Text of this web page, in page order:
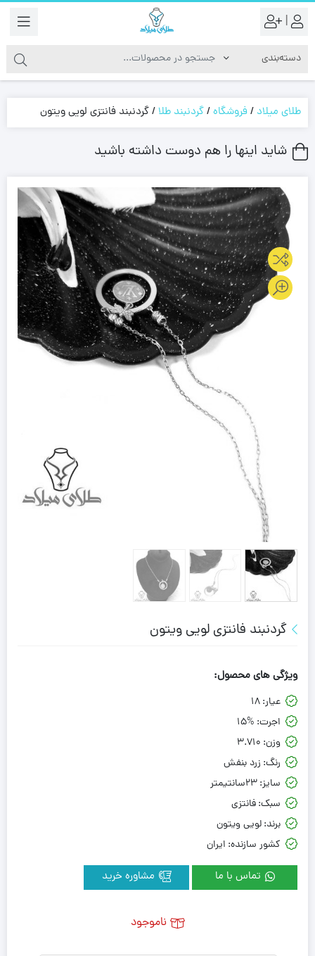
|
طلای میلاد /فروشگاه/گردنبند طلا/گردنبند فانتزی لویی ویتون
شاید اینها را هم دوست داشته باشید
گردنبند فانتزی لویی ویتون
ویژگی های محصول:
عیار:18
اجرت: 15%
وزن: 3.710
رنگ: زرد بنفش
سایز:23سانتیمتر
سبک:فانتزی
برند:لویی ویتون
کشور سازنده: ایران
تماس با ما
ناموجود